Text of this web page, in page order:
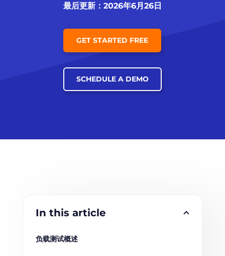
最后更新：2026年6月26日
GET STARTED FREE
SCHEDULE A DEMO
In this article
负载测试概述